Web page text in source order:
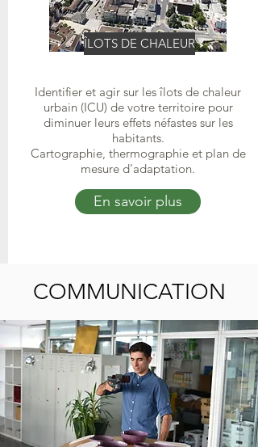
ÎLOTS DE CHALEUR
Identifier et agir sur les îlots de chaleur
urbain (ICU) de votre territoire pour
diminuer leurs effets néfastes sur les
habitants.
Cartographie, thermographie et plan de
mesure d'adaptation.
En savoir plus
COMMUNICATION